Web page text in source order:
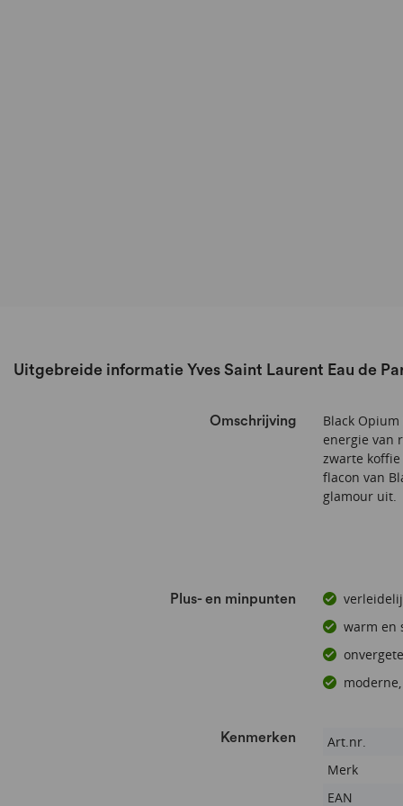
Uitgebreide informatie Yves Saint Laurent Eau de
Omschrijving
Black
energie van
zwarte
flacon van
glamour uit.
Plus- en minpunten
warm en
Kenmerken Kenmerken
Art.nr.
Merk
EAN